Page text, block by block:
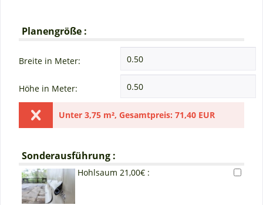
Planengröße :
Breite in Meter:
Höhe in Meter:
Unter 3,75 m², Gesamtpreis: 71,40 EUR
Sonderausführung :
Hohlsaum 21,00€ :